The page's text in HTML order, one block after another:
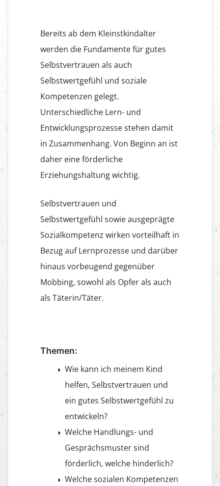
Bereits ab dem Kleinstkindalter
werden die Fundamente für gutes
Selbstvertrauen als auch
Selbstwertgefühl und soziale
Kompetenzen gelegt.
Unterschiedliche Lern- und
Entwicklungsprozesse stehen damit
in Zusammenhang. Von Beginn an ist
daher eine förderliche
Erziehungshaltung wichtig.
Selbstvertrauen und
Selbstwertgefühl sowie ausgeprägte
Sozialkompetenz wirken vorteilhaft in
Bezug auf Lernprozesse und darüber
hinaus vorbeugend gegenüber
Mobbing, sowohl als Opfer als auch
als Täterin/Täter.
Themen:
Wie kann ich meinem Kind
helfen, Selbstvertrauen und
ein gutes Selbstwertgefühl zu
entwickeln?
Welche Handlungs- und
Gesprächsmuster sind
förderlich, welche hinderlich?
Welche sozialen Kompetenzen